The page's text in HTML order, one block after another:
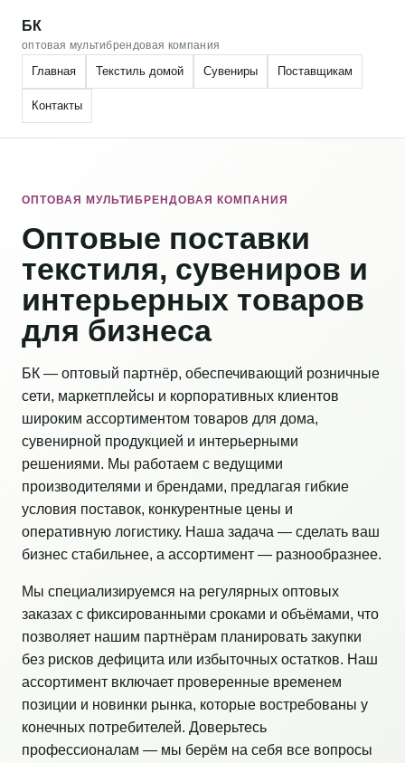
БК
оптовая мультибрендовая компания
Главная Текстиль домой Сувениры Поставщикам
Контакты
ОПТОВАЯ МУЛЬТИБРЕНДОВАЯ КОМПАНИЯ
Оптовые поставки
текстиля, сувениров и
интерьерных товаров
для бизнеса
БК — оптовый партнёр, обеспечивающий розничные
сети, маркетплейсы и корпоративных клиентов
широким ассортиментом товаров для дома,
сувенирной продукцией и интерьерными
решениями. Мы работаем с ведущими
производителями и брендами, предлагая гибкие
условия поставок, конкурентные цены и
оперативную логистику. Наша задача — сделать ваш
бизнес стабильнее, а ассортимент — разнообразнее.
Мы специализируемся на регулярных оптовых
заказах с фиксированными сроками и объёмами, что
позволяет нашим партнёрам планировать закупки
без рисков дефицита или избыточных остатков. Наш
ассортимент включает проверенные временем
позиции и новинки рынка, которые востребованы у
конечных потребителей. Доверьтесь
профессионалам — мы берём на себя все вопросы